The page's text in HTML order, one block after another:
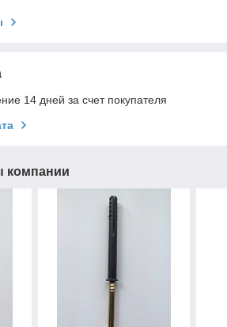
14 дней за счет покупателя
компании